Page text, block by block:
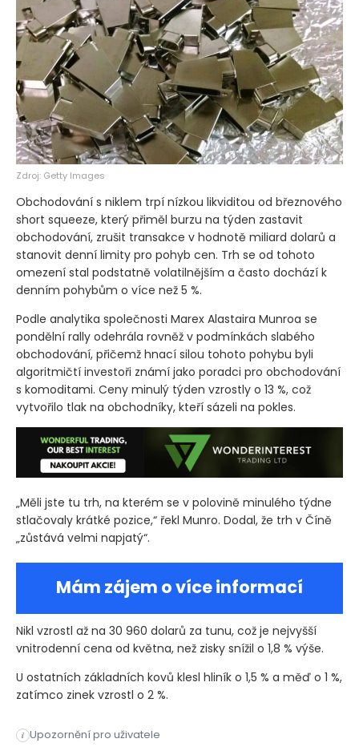
Zdroj: Getty Images
Obchodování s niklem trpí nízkou likviditou od březnového
short squeeze, který přiměl burzu na týden zastavit
obchodování, zrušit transakce v hodnotě miliard dolarů a
stanovit denní limity pro pohyb cen. Trh se od tohoto
omezení stal podstatně volatilnějším a často dochází k
denním pohybům o více než 5 %.
Podle analytika společnosti Marex Alastaira Munroa se
pondělní rally odehrála rovněž v podmínkách slabého
obchodování, přičemž hnací silou tohoto pohybu byli
algoritmičtí investoři známí jako poradci pro obchodování
s komoditami. Ceny minulý týden vzrostly o 13 %, což
vytvořilo tlak na obchodníky, kteří sázeli na pokles.
„Měli jste tu trh, na kterém se v polovině minulého týdne
stlačovaly krátké pozice,“ řekl Munro. Dodal, že trh v Číně
„zůstává velmi napjatý“.
Mám zájem o více informací
Nikl vzrostl až na 30 960 dolarů za tunu, což je nejvyšší
vnitrodenní cena od května, než zisky snížil o 1,8 % výše.
U ostatních základních kovů klesl hliník o 1,5 % a měď o 1 %,
zatímco zinek vzrostl o 2 %.
i Upozornění pro uživatele